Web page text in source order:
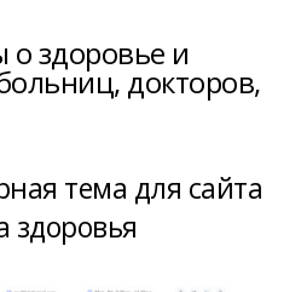
о здоровье и
докторов,
тема для сайта
здоровья